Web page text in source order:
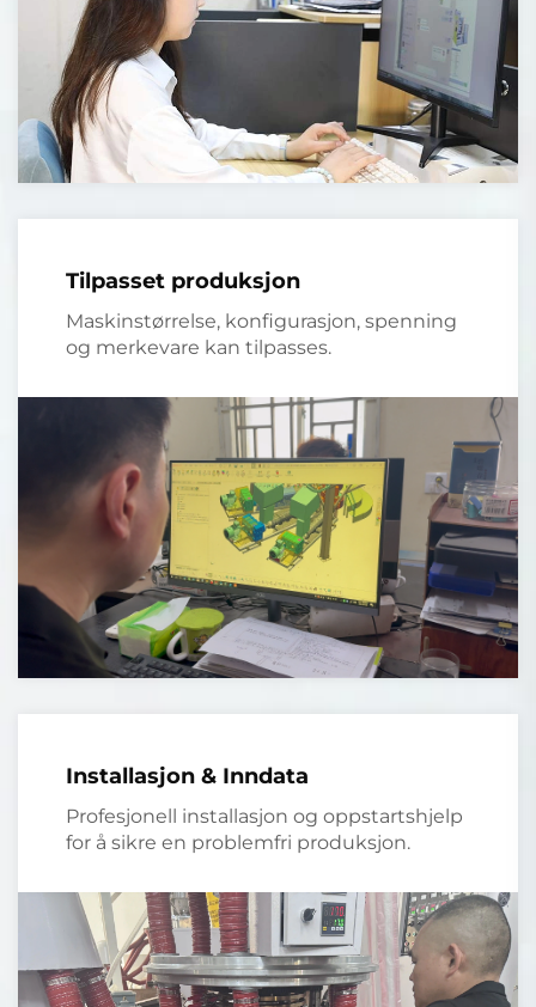
Tilpasset produksjon
Maskinstørrelse, konfigurasjon, spenning
og merkevare kan tilpasses.
Installasjon & Inndata
Profesjonell installasjon og oppstartshjelp
for å sikre en problemfri produksjon.